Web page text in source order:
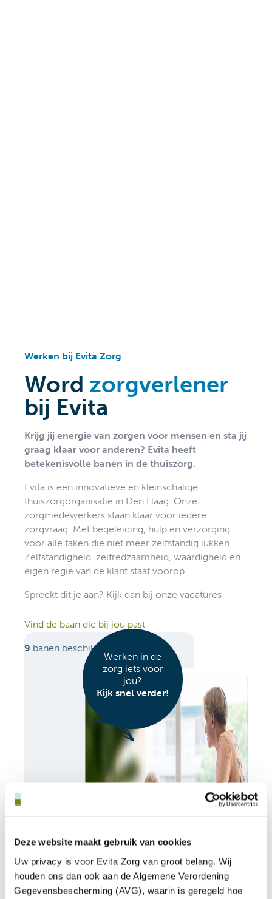
Deze website maakt gebruik van cookies
Uw privacy is voor Evita Zorg van groot belang. Wij
houden ons dan ook aan de Algemene Verordening
Gegevensbescherming (AVG), waarin is geregeld hoe
Werken bij Evita Zorg
Word zorgverlener
bij Evita
Krijg jij energie van zorgen voor mensen en sta jij
graag klaar voor anderen? Evita heeft
betekenisvolle banen in de thuiszorg.
Evita is een innovatieve en kleinschalige
thuiszorgorganisatie in Den Haag. Onze
zorgmedewerkers staan klaar voor iedere
zorgvraag. Met begeleiding, hulp en verzorging
voor alle taken die niet meer zelfstandig lukken.
Zelfstandigheid, zelfredzaamheid, waardigheid en
eigen regie van de klant staat voorop.
Spreekt dit je aan? Kijk dan bij onze vacatures
Vind de baan die bij jou past
9 banen beschikbaar
Werken in de
zorg iets voor
jou?
Kijk snel verder!